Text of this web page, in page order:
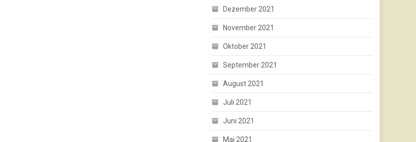
Dezember 2021
November 2021
Oktober 2021
September 2021
August 2021
Juli 2021
Juni 2021
Mai 2021